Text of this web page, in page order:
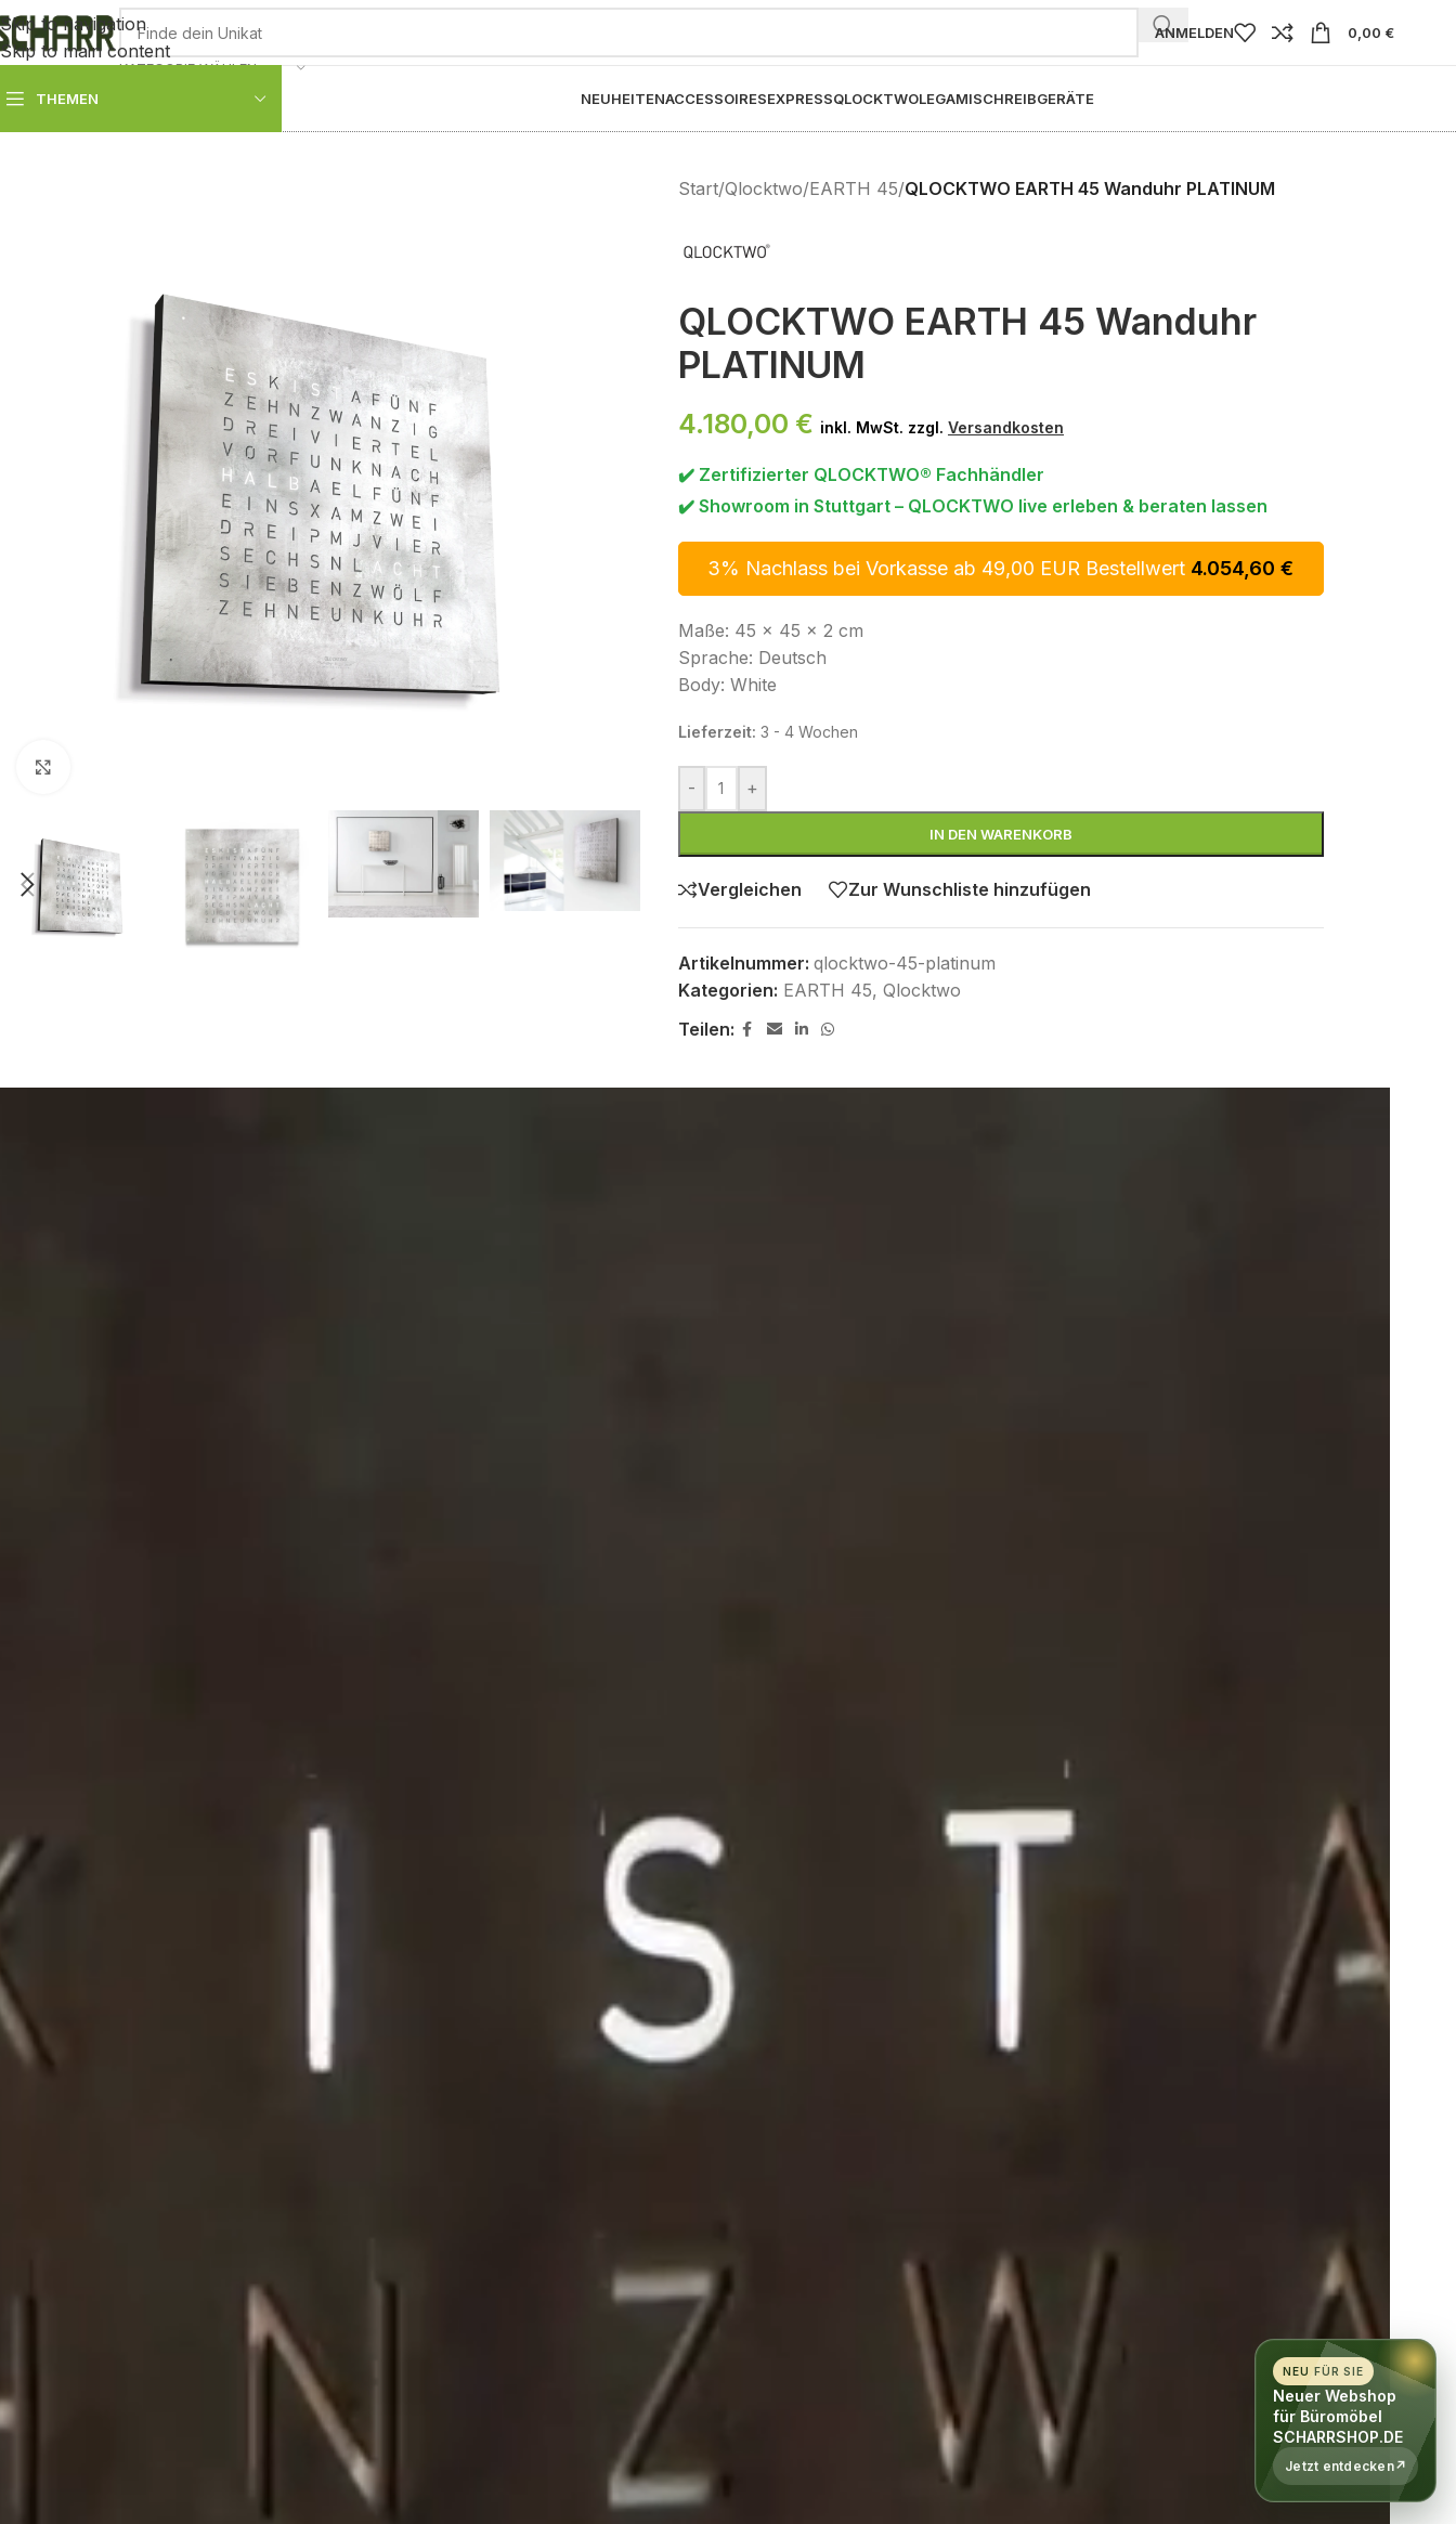
Skip to navigation
Skip to main content
KATEGORIE WÄHLEN
ANMELDEN 0,00 €
THEMEN NEUHEITENACCESSOIRESEXPRESSQLOCKTWOLEGAMISCHREIBGERÄTE
Start/Qlocktwo/EARTH 45/QLOCKTWO EARTH 45 Wanduhr PLATINUM
QLOCKTWO EARTH 45 Wanduhr
PLATINUM
4.180,00 € inkl. MwSt. zzgl. Versandkosten
✔️ Zertifizierter QLOCKTWO® Fachhändler
✔️ Showroom in Stuttgart – QLOCKTWO live erleben & beraten lassen
3% Nachlass bei Vorkasse ab 49,00 EUR Bestellwert 4.054,60€
Maße: 45 x 45 x 2 cm
Sprache: Deutsch
Body: White
Lieferzeit: 3 - 4 Wochen
- +
IN DEN WARENKORB
Vergleichen Zur Wunschliste hinzufügen
Artikelnummer: qlocktwo-45-platinum
Kategorien: EARTH 45, Qlocktwo
Teilen:
NEU FÜR SIE
Neuer Webshop
für Büromöbel
SCHARRSHOP.DE
Jetzt entdecken↗